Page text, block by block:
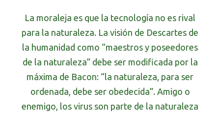
La moraleja es que la tecnología no es rival
para la naturaleza. La visión de Descartes de
la humanidad como “maestros y poseedores
de la naturaleza” debe ser modificada por la
máxima de Bacon: “la naturaleza, para ser
ordenada, debe ser obedecida”. Amigo o
enemigo, los virus son parte de la naturaleza